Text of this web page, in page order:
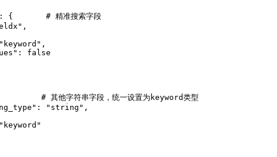
# 精准搜索字段
false
# 其他字符串字段，统一设置为keyword类型
"string",